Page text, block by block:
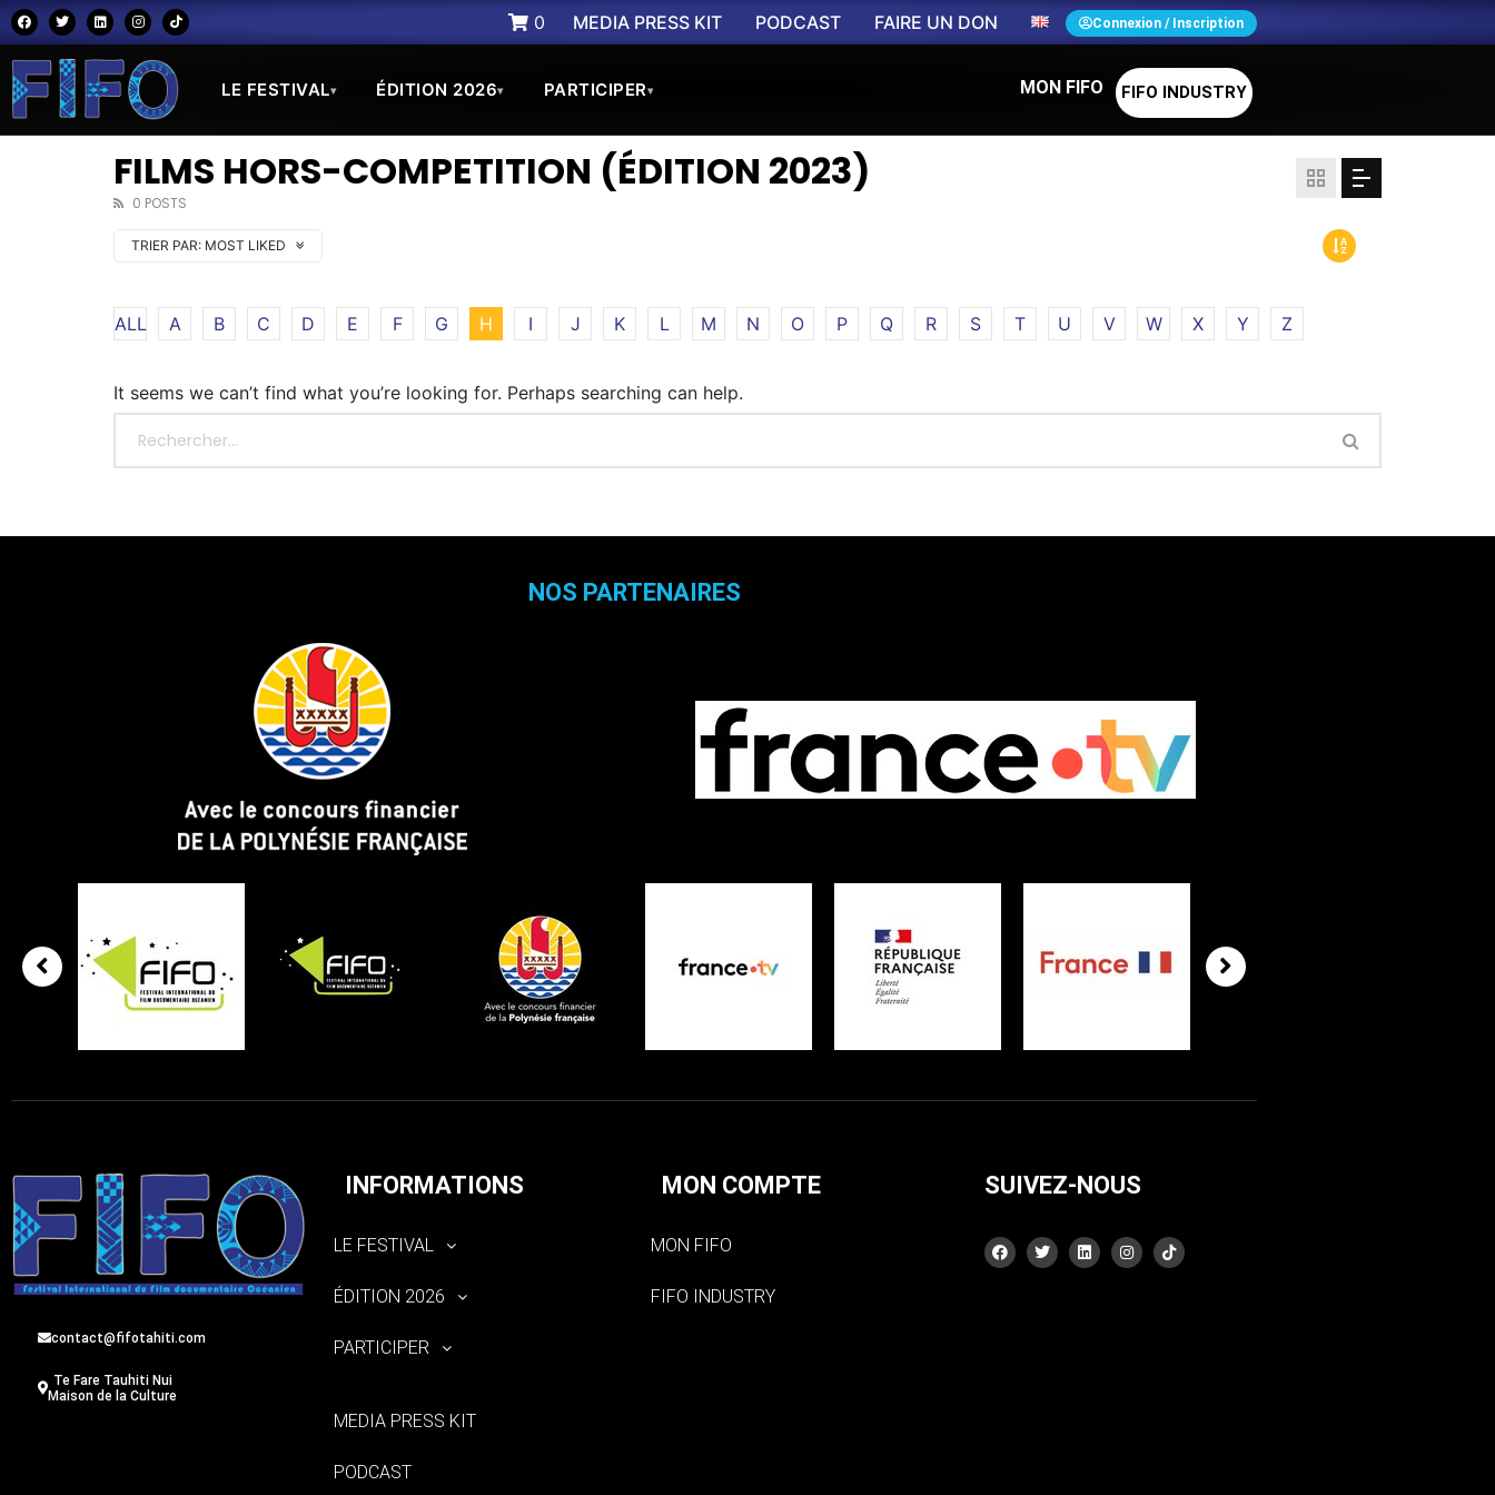
0 MEDIA PRESS KIT PODCAST FAIRE UN DON Connexion / Inscription
LE FESTIVAL▾ ÉDITION 2026▾ PARTICIPER▾ MON FIFO FIFO INDUSTRY
FILMS HORS-COMPETITION (ÉDITION 2023)
0 POSTS
TRIER PAR: MOST LIKED
ALL A B C D E F G H I J K L M N O P Q R S T U V W X Y Z
It seems we can’t find what you’re looking for. Perhaps searching can help.
NOS PARTENAIRES
contact@fifotahiti.com
Te Fare Tauhiti Nui
Maison de la Culture
INFORMATIONS
LE FESTIVAL
ÉDITION 2026
PARTICIPER
MEDIA PRESS KIT
PODCAST
MON COMPTE
MON FIFO
FIFO INDUSTRY
SUIVEZ-NOUS